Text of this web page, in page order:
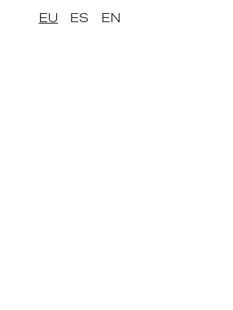
EU ES EN